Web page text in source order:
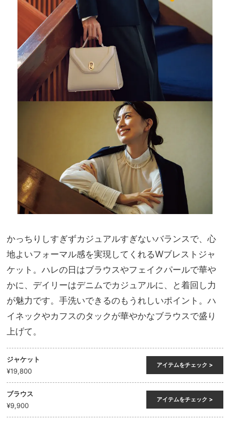
かっちりしすぎずカジュアルすぎないバランスで、心
地よいフォーマル感を実現してくれるWブレストジャ
ケット。ハレの日はブラウスやフェイクパールで華や
かに、デイリーはデニムでカジュアルに、と着回し力
が魅力です。手洗いできるのもうれしいポイント。ハ
イネックやカフスのタックが華やかなブラウスで盛り
上げて。
ジャケット
¥19,800
アイテムをチェック >
ブラウス
¥9,900
アイテムをチェック >